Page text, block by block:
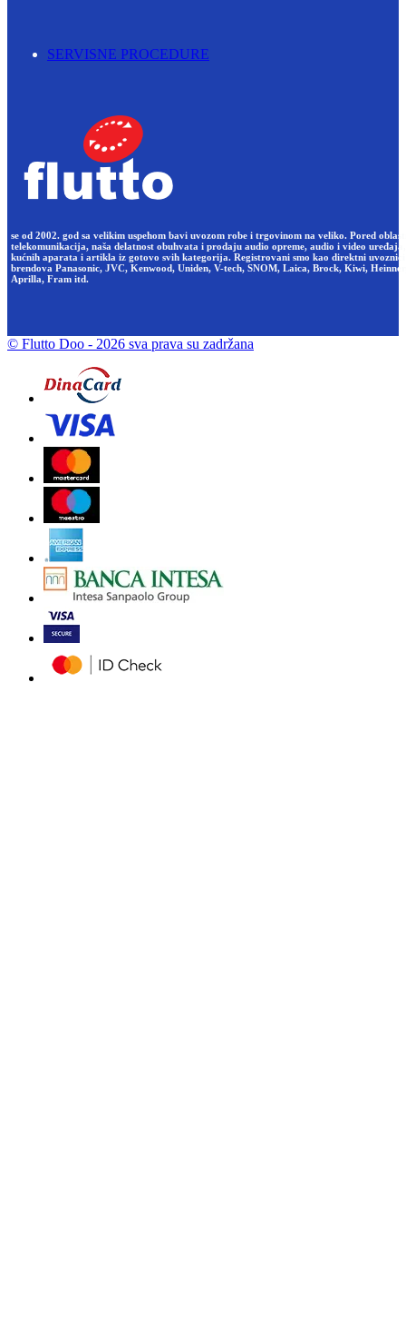
SERVISNE PROCEDURE
se od 2002. god sa velikim uspehom bavi uvozom robe i trgovinom na veliko. Pored
telekomunikacija, naša delatnost obuhvata i prodaju audio opreme, audio i video uređaja,
kućnih aparata i artikla iz gotovo svih kategorija. Registrovani smo kao direktni uvoznici
brendova Panasonic, JVC, Kenwood, Uniden, V-tech, SNOM, Laica, Brock, Kiwi,
Aprilla, Fram itd.
© Flutto Doo - 2026 sva prava su zadržana